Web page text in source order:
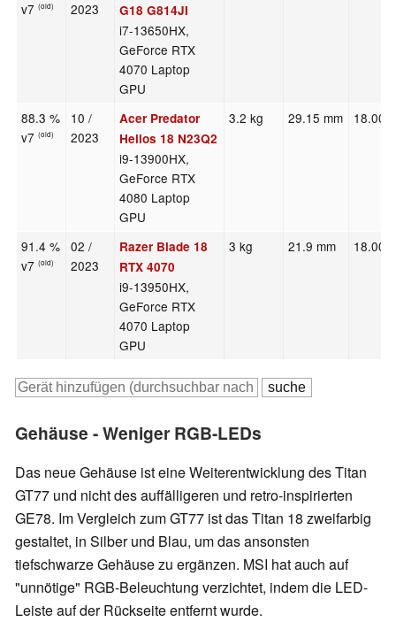
v7(old) 2023 G18 G814JI
i7-13650HX,
GeForce RTX
4070 Laptop
GPU
88.3 %
v7(old)
10 /
2023
Acer Predator
Helios 18 N23Q2
i9-13900HX,
GeForce RTX
4080 Laptop
GPU
3.2 kg 29.15 mm 18.00"
91.4 %
v7(old)
02 /
2023
Razer Blade 18
RTX 4070
i9-13950HX,
GeForce RTX
4070 Laptop
GPU
3 kg 21.9 mm 18.00"
Gehäuse - Weniger RGB-LEDs
Das neue Gehäuse ist eine Weiterentwicklung des Titan
GT77 und nicht des auffälligeren und retro-inspirierten
GE78. Im Vergleich zum GT77 ist das Titan 18 zweifarbig
gestaltet, in Silber und Blau, um das ansonsten
tiefschwarze Gehäuse zu ergänzen. MSI hat auch auf
"unnötige" RGB-Beleuchtung verzichtet, indem die LED-
Leiste auf der Rückseite entfernt wurde.